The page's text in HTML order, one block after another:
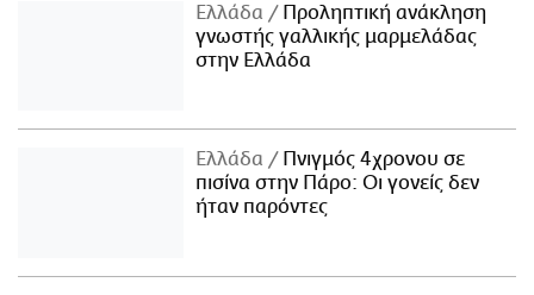
Ελλάδα
Προληπτική ανάκληση
γνωστής γαλλικής μαρμελάδας
στην Ελλάδα
Ελλάδα
Πνιγμός 4χρονου σε
πισίνα στην Πάρο: Οι γονείς δεν
ήταν παρόντες